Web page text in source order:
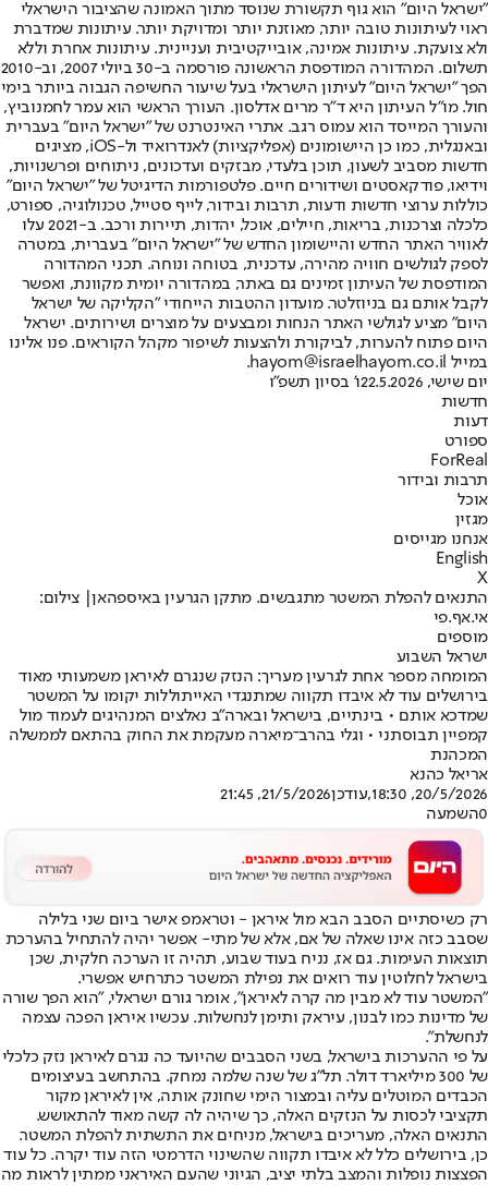
"ישראל היום" הוא גוף תקשורת שנוסד מתוך האמונה שהציבור הישראלי
ראוי לעיתונות טובה יותר, מאוזנת יותר ומדויקת יותר. עיתונות שמדברת
ולא צועקת. עיתונות אמינה, אובייקטיבית ועניינית. עיתונות אחרת וללא
תשלום. המהדורה המודפסת הראשונה פורסמה ב-30 ביולי 2007, וב-2010
הפך "ישראל היום" לעיתון הישראלי בעל שיעור החשיפה הגבוה ביותר בימי
חול. מו"ל העיתון היא ד"ר מרים אדלסון. העורך הראשי הוא עמר לחמנוביץ,
והעורך המייסד הוא עמוס רגב. אתרי האינטרנט של "ישראל היום" בעברית
ובאנגלית, כמו כן היישומונים (אפליקציות) לאנדרואיד ול-iOS, מציגים
חדשות מסביב לשעון, תוכן בלעדי, מבזקים ועדכונים, ניתוחים ופרשנויות,
וידיאו, פודקאסטים ושידורים חיים. פלטפורמות הדיגיטל של "ישראל היום"
כוללות ערוצי חדשות ודעות, תרבות ובידור, לייף סטייל, טכנולוגיה, ספורט,
כלכלה וצרכנות, בריאות, חיילים, אוכל, יהדות, תיירות ורכב. ב-2021 עלו
לאוויר האתר החדש והיישומון החדש של "ישראל היום" בעברית, במטרה
לספק לגולשים חוויה מהירה, עדכנית, בטוחה ונוחה. תכני המהדורה
המודפסת של העיתון זמינים גם באתר, במהדורה יומית מקוונת, ואפשר
לקבל אותם גם בניוזלטר. מועדון ההטבות הייחודי "הקליקה של ישראל
היום" מציע לגולשי האתר הנחות ומבצעים על מוצרים ושירותים. ישראל
היום פתוח להערות, לביקורת ולהצעות לשיפור מקהל הקוראים. פנו אלינו
במייל hayom@israelhayom.co.il.
יום שישי, 22.5.2026
ו' בסיון תשפ"ו
חדשות
דעות
ספורט
ForReal
תרבות ובידור
אוכל
מגזין
אנחנו מגייסים
English
X
התנאים להפלת המשטר מתגבשים. מתקן הגרעין באיספהאן| צילום:
אי.אף.פי
מוספים
ישראל השבוע
המומחה מספר אחת לגרעין מעריך: הנזק שנגרם לאיראן משמעותי מאוד
בירושלים עוד לא איבדו תקווה שמתנגדי האייתוללות יקומו על המשטר
שמדכא אותם • בינתיים, בישראל ובארה"ב נאלצים המנהיגים לעמוד מול
קמפיין תבוסתני • וגלי בהרב־מיארה מעקמת את החוק בהתאם לממשלה
המכהנת
אריאל כהנא
20/5/2026, 18:30
,עודכן21/5/2026, 21:45
0השמעה
רק כשיסתיים הסבב הבא מול איראן - וטראמפ אישר ביום שני בלילה
שסבב כזה אינו שאלה של אם, אלא של מתי- אפשר יהיה להתחיל בהערכת
תוצאות העימות. גם אז, נניח בעוד שבוע, תהיה זו הערכה חלקית, שכן
בישראל לחלוטין עוד רואים את נפילת המשטר כתרחיש אפשרי.
"המשטר עוד לא מבין מה קרה לאיראן", אומר גורם ישראלי, "הוא הפך שורה
של מדינות כמו לבנון, עיראק ותימן לנחשלות. עכשיו איראן הפכה עצמה
לנחשלת".
על פי ההערכות בישראל, בשני הסבבים שהיועד כה נגרם לאיראן נזק כלכלי
של 300 מיליארד דולר. תל"ג של שנה שלמה נמחק
. בהתחשב בעיצומים
הכבדים המוטלים עליה ובמצור הימי שחונק אותה, אין לאיראן מקור
תקציבי לכסות על הנזקים האלה, כך שיהיה לה קשה מאוד להתאושש.
התנאים האלה, מעריכים בישראל, מניחים את התשתית להפלת המשטר.
כן, בירושלים כלל לא איבדו תקווה שהשינוי הדרמטי הזה עוד יקרה. כל עוד
הפצצות נופלות והמצב בלתי יציב, הגיוני שהעם האיראני ממתין לראות מה